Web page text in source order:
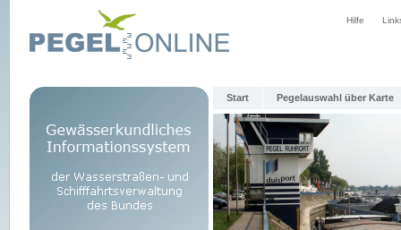
Hilfe
Start Pegelauswahl über Karte